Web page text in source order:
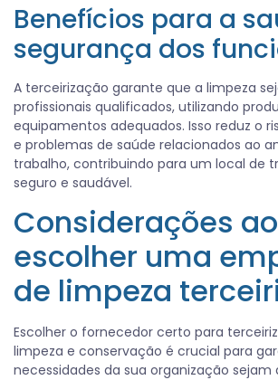
Benefícios para a
segurança dos
A terceirização garante que a limpeza
profissionais qualificados, utilizando
equipamentos adequados. Isso reduz o
e problemas de saúde relacionados ao
trabalho, contribuindo para um local de
seguro e saudável.
Considerações ao
escolher uma
de limpeza
Escolher o fornecedor certo para
limpeza e conservação é crucial para
necessidades da sua organização sejam